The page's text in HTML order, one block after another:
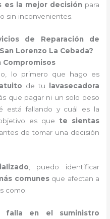
es la mejor decisión para
sin inconvenientes.
de Reparación de
Lorenzo La Cebada?
Compromisos
lo primero que hago es
de tu
lavasecadora
que pagar ni un solo peso
está fallando y cuál es la
es que te sientas
antes de tomar una decisión
, puedo identificar
comunesque afectan a
como:
en el suministro